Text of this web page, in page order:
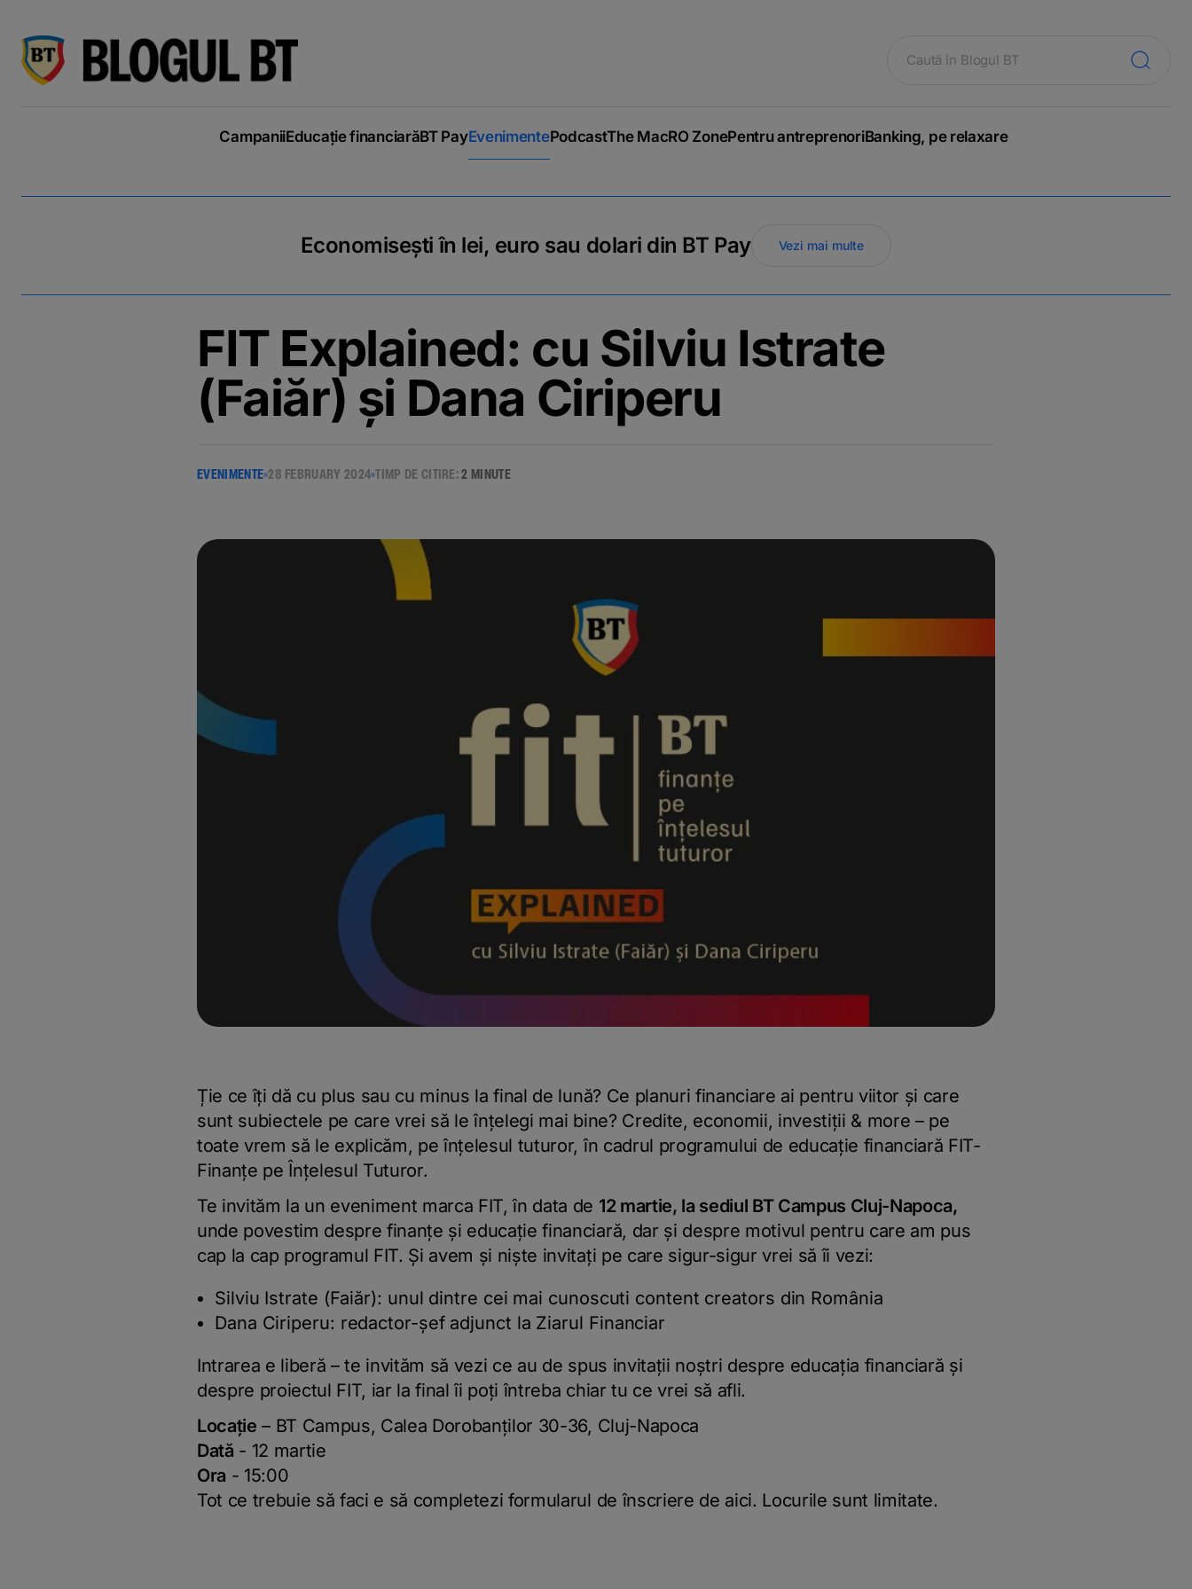
CampaniiEducație financiarăBT PayEvenimentePodcastThe MacRO ZonePentru antreprenoriBanking, pe relaxare
Economisești în lei, euro sau dolari din BT Pay Vezi mai multe
FIT Explained: cu Silviu Istrate
(Faiăr) și Dana Ciriperu
EVENIMENTE 28 FEBRUARY 2024 TIMP DE CITIRE:2 MINUTE
Ție ce îți dă cu plus sau cu minus la final de lună? Ce planuri financiare ai pentru viitor și care
sunt subiectele pe care vrei să le înțelegi mai bine? Credite, economii, investiții & more – pe
toate vrem să le explicăm, pe înțelesul tuturor, în cadrul programului de educație financiară FIT-
Finanțe pe Înțelesul Tuturor.
Te invităm la un eveniment marca FIT, în data de 12 martie, la sediul BT Campus Cluj-Napoca,
unde povestim despre finanțe și educație financiară, dar și despre motivul pentru care am pus
cap la cap programul FIT. Și avem și niște invitați pe care sigur-sigur vrei să îi vezi:
Silviu Istrate (Faiăr): unul dintre cei mai cunoscuti content creators din România
Dana Ciriperu: redactor-șef adjunct la Ziarul Financiar
Intrarea e liberă – te invităm să vezi ce au de spus invitații noștri despre educația financiară și
despre proiectul FIT, iar la final îi poți întreba chiar tu ce vrei să afli.
Locație – BT Campus, Calea Dorobanților 30-36, Cluj-Napoca
Dată - 12 martie
Ora - 15:00
Tot ce trebuie să faci e să completezi formularul de înscriere de aici. Locurile sunt limitate.